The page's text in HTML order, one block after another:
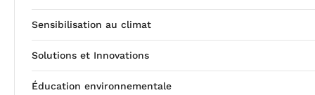
Sensibilisation au climat
Solutions et Innovations
Éducation environnementale